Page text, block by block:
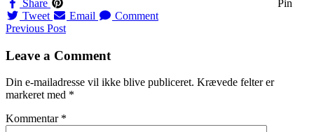
Share
Pin
Tweet
Email Comment
Navigation
til
Previous Post
Leave a Comment
Din e-mailadresse vil ikke blive publiceret. Krævede felter er
markeret med *
Kommentar *